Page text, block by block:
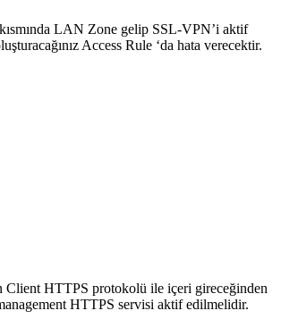
LAN Zone gelip SSL-VPN’i aktif
Access Rule ‘da hata verecektir.
Client HTTPS protokolü ile içeri gireceğinden
HTTPS servisi aktif edilmelidir.